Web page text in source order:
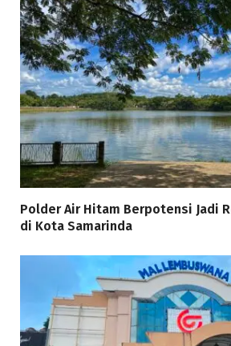
Polder Air Hitam Berpotensi Jadi
di Kota Samarinda